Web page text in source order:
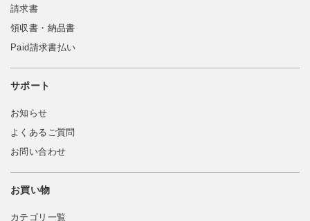
請求書
領収書・納品書
Paid請求書払い
サポート
お知らせ
よくあるご質問
お問い合わせ
お買い物
カテゴリ一覧